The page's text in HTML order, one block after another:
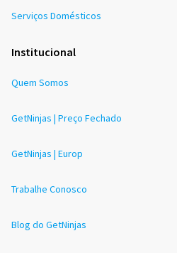
Serviços Domésticos
Institucional
Quem Somos
GetNinjas | Preço Fechado
GetNinjas | Europ
Trabalhe Conosco
Blog do GetNinjas